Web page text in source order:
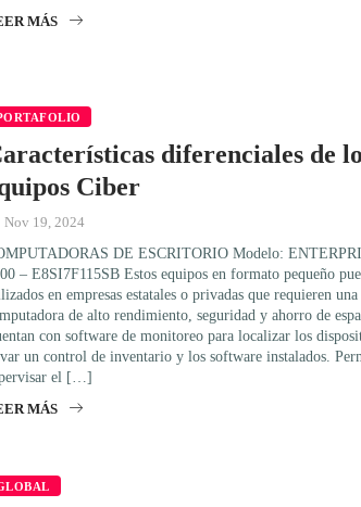
MÁS
diferenciales de
Ciber
Nov 19, 2024
DE ESCRITORIO Modelo:
– E8SI7F115SB Estos equipos en formato pequeño
en empresas estatales o privadas que requieren una
de alto rendimiento, seguridad y ahorro de
con software de monitoreo para localizar los
un control de inventario y los software instalados.
el […]
MÁS